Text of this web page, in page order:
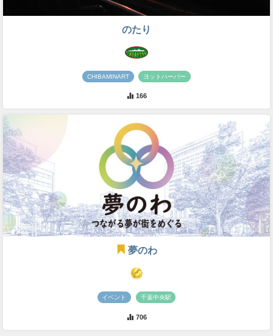
のたり
CHIBAMINART ヨットハーバー
166
夢のわ
イベント 千葉中央駅
706